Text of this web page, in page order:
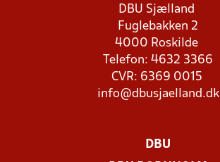
DBU Sjælland
Fuglebakken 2
4000 Roskilde
Telefon: 4632 3366
CVR: 6369 0015
info@dbusjaelland.dk
DBU